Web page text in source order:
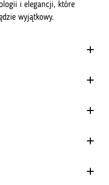
i elegancji, które
wyjątkowy.
konstrukcja
się w każdym kierunku.